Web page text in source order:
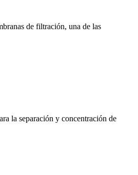
de filtración, una de las
la separación y concentración de